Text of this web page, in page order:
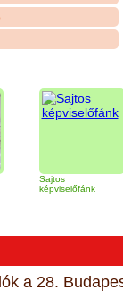
képviselőfánk
a 28.